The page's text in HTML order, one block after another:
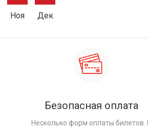
Ноя Дек
Безопасная оплата
Несколько форм оплаты билетов.